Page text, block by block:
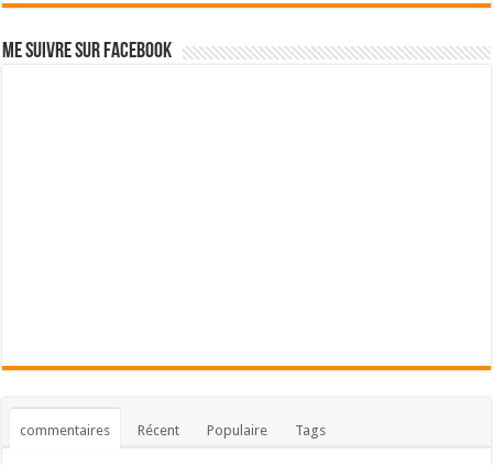
Me suivre sur Facebook
commentaires Récent Populaire Tags